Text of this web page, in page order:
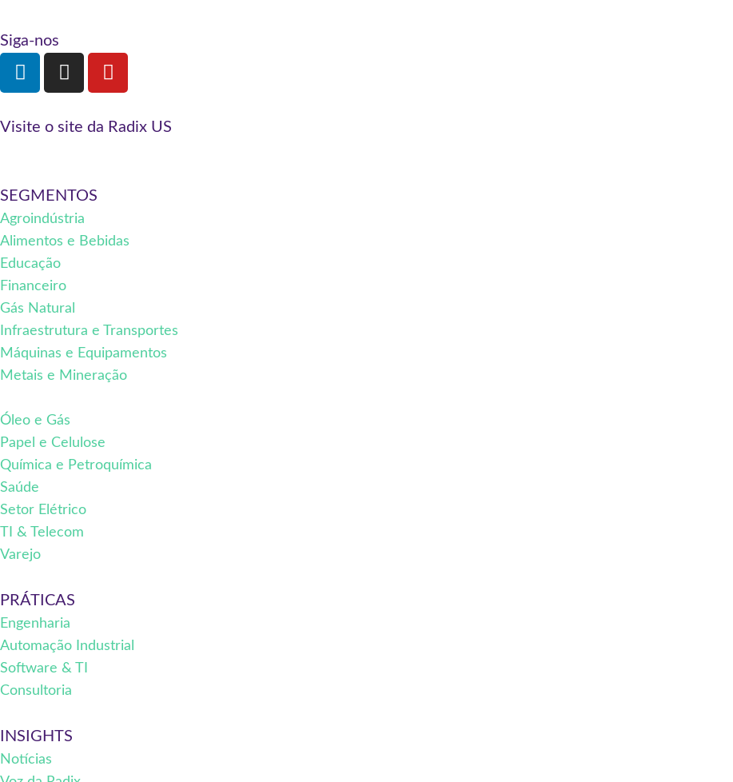
Siga-nos
Visite o site da Radix US
SEGMENTOS
Agroindústria
Alimentos e Bebidas
Educação
Financeiro
Gás Natural
Infraestrutura e Transportes
Máquinas e Equipamentos
Metais e Mineração
Óleo e Gás
Papel e Celulose
Química e Petroquímica
Saúde
Setor Elétrico
TI & Telecom
Varejo
PRÁTICAS
Engenharia
Automação Industrial
Software & TI
Consultoria
INSIGHTS
Notícias